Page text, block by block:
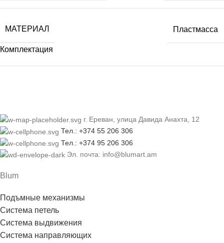
МАТЕРИАЛ Пластмасса
Комплектация
г. Ереван, улица Давида Анахта, 12
Тел.: +374 55 206 306
Тел.: +374 95 206 306
Эл. почта: info@blumart.am
Blum
Подъмные механизмы
Система петель
Система выдвижения
Система направляющих